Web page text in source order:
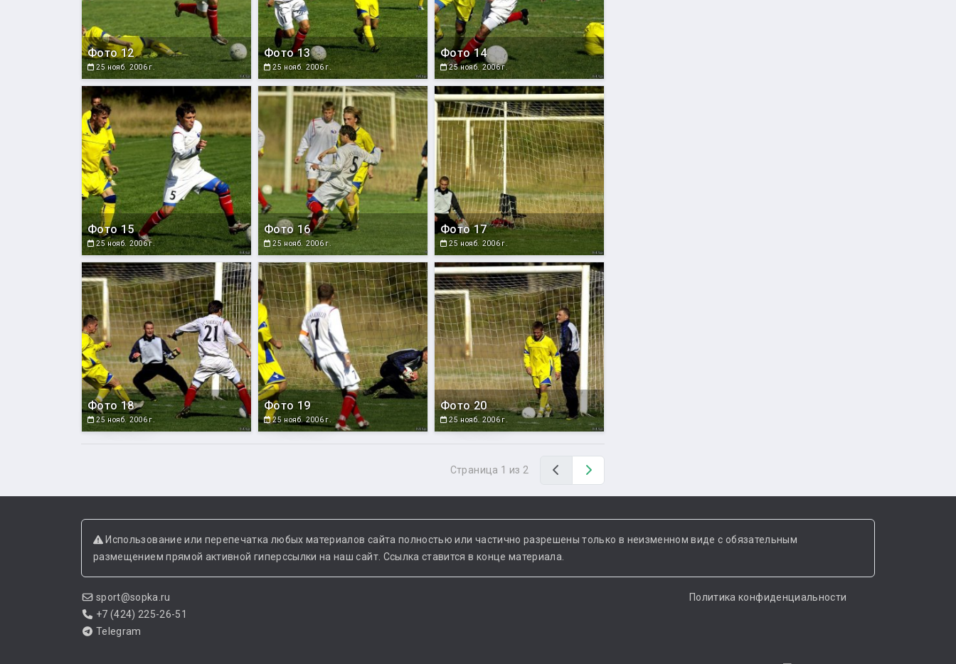
Фото 12
25 нояб. 2006 г.
Фото 13
25 нояб. 2006 г.
Фото 14
25 нояб. 2006 г.
Фото 15
25 нояб. 2006 г.
Фото 16
25 нояб. 2006 г.
Фото 17
25 нояб. 2006 г.
Фото 18
25 нояб. 2006 г.
Фото 19
25 нояб. 2006 г.
Фото 20
25 нояб. 2006 г.
Страница 1 из 2 Назад
Использование или перепечатка любых материалов сайта полностью или частично разрешены только в неизменном виде с обязательным
размещением прямой активной гиперссылки на наш сайт. Ссылка ставится в конце материала.
sport@sopka.ru
+7 (424) 225-26-51
Telegram
Политика конфиденциальности